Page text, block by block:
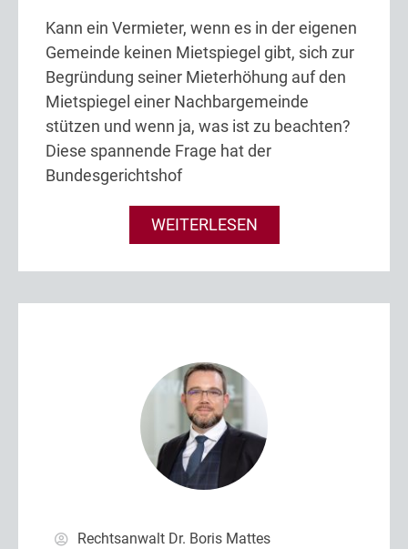
Kann ein Vermieter, wenn es in der eigenen
Gemeinde keinen Mietspiegel gibt, sich zur
Begründung seiner Mieterhöhung auf den
Mietspiegel einer Nachbargemeinde
stützen und wenn ja, was ist zu beachten?
Diese spannende Frage hat der
Bundesgerichtshof
WEITERLESEN
Rechtsanwalt Dr. Boris Mattes